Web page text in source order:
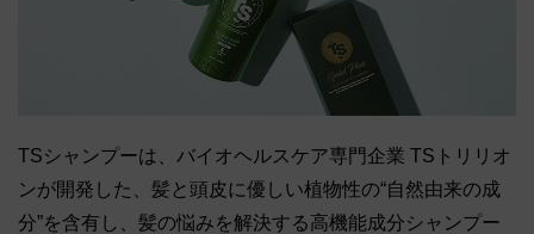
TSシャンプーは、バイオヘルスケア専門企業 TSトリリオ
ンが開発した、髪と頭皮に優しい植物性の“自然由来の成
分”を含有し、髪の悩みを解決する高機能成分シャンプー